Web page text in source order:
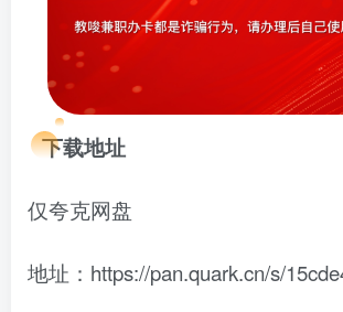
下载地址
仅夸克网盘
地址：https://pan.quark.cn/s/